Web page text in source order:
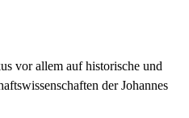
vor allem auf historische und
der Johannes